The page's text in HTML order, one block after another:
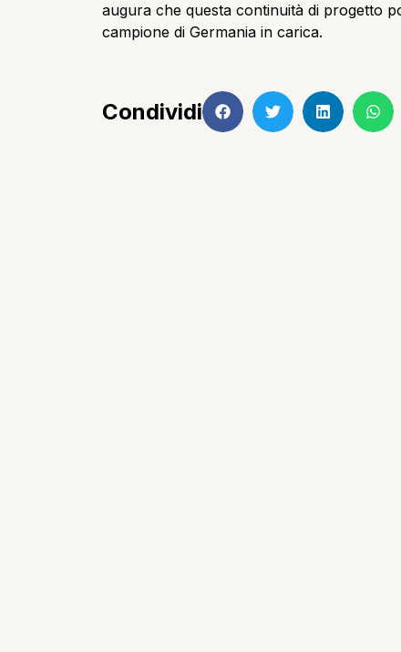
augura che questa continuità di progetto
campione di Germania in carica.
Condividi